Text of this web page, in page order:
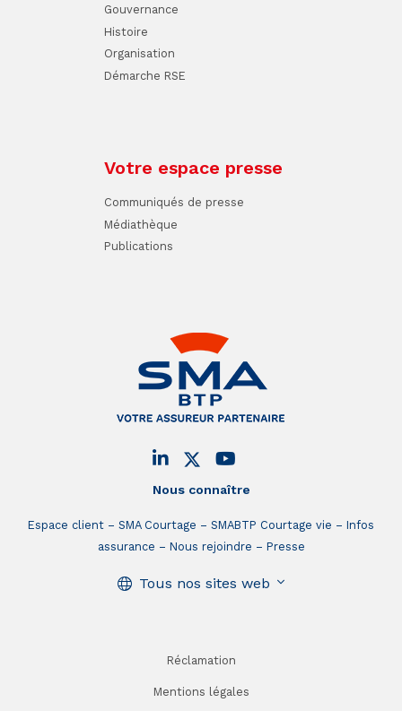
Nous connaître
Espace client SMA Courtage SMABTP Courtage vie
Infos
assurance
Nous rejoindre Presse
Tous nos sites web
Gouvernance
Histoire
Organisation
Démarche RSE
Votre espace presse
Communiqués de presse
Médiathèque
Publications
Réclamation
Mentions légales